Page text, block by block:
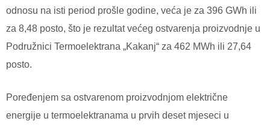
odnosu na isti period prošle godine, veća je za 396 GWh ili
za 8,48 posto, što je rezultat većeg ostvarenja proizvodnje u
Podružnici Termoelektrana „Kakanj“ za 462 MWh ili 27,64
posto.
Poređenjem sa ostvarenom proizvodnjom električne
energije u termoelektranama u prvih deset mjeseci u